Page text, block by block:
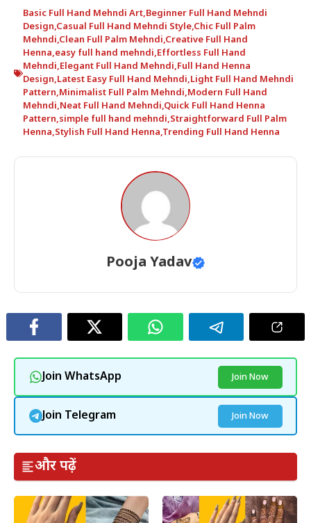
Basic Full Hand Mehndi Art,Beginner Full Hand Mehndi
Design,Casual Full Hand Mehndi Style,Chic Full Palm
Mehndi,Clean Full Palm Mehndi,Creative Full Hand
Henna,easy full hand mehndi,Effortless Full Hand
Mehndi,Elegant Full Hand Mehndi,Full Hand Henna
Design,Latest Easy Full Hand Mehndi,Light Full Hand Mehndi
Pattern,Minimalist Full Palm Mehndi,Modern Full Hand
Mehndi,Neat Full Hand Mehndi,Quick Full Hand Henna
Pattern,simple full hand mehndi,Straightforward Full Palm
Henna,Stylish Full Hand Henna,Trending Full Hand Henna
Pooja Yadav
Join WhatsApp Join Now
Join Telegram Join Now
और पढ़ें